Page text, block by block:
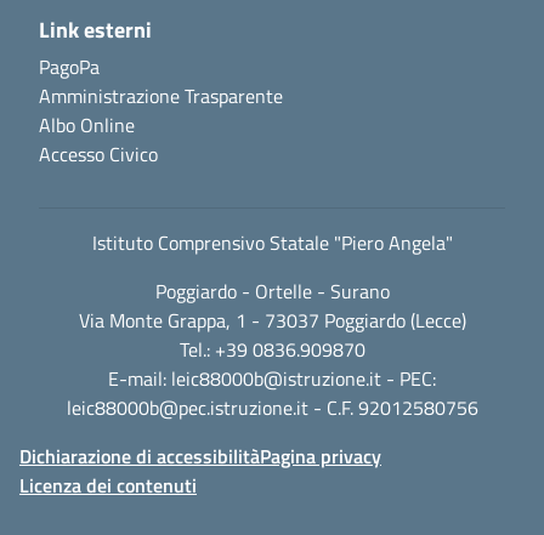
Link esterni
PagoPa
Amministrazione Trasparente
Albo Online
Accesso Civico
Istituto Comprensivo Statale "Piero Angela"
Poggiardo - Ortelle - Surano
Via Monte Grappa, 1 - 73037 Poggiardo (Lecce)
Tel.: +39 0836.909870
E-mail: leic88000b@istruzione.it - PEC:
leic88000b@pec.istruzione.it- C.F. 92012580756
Dichiarazione di accessibilitàPagina privacy
Licenza dei contenuti